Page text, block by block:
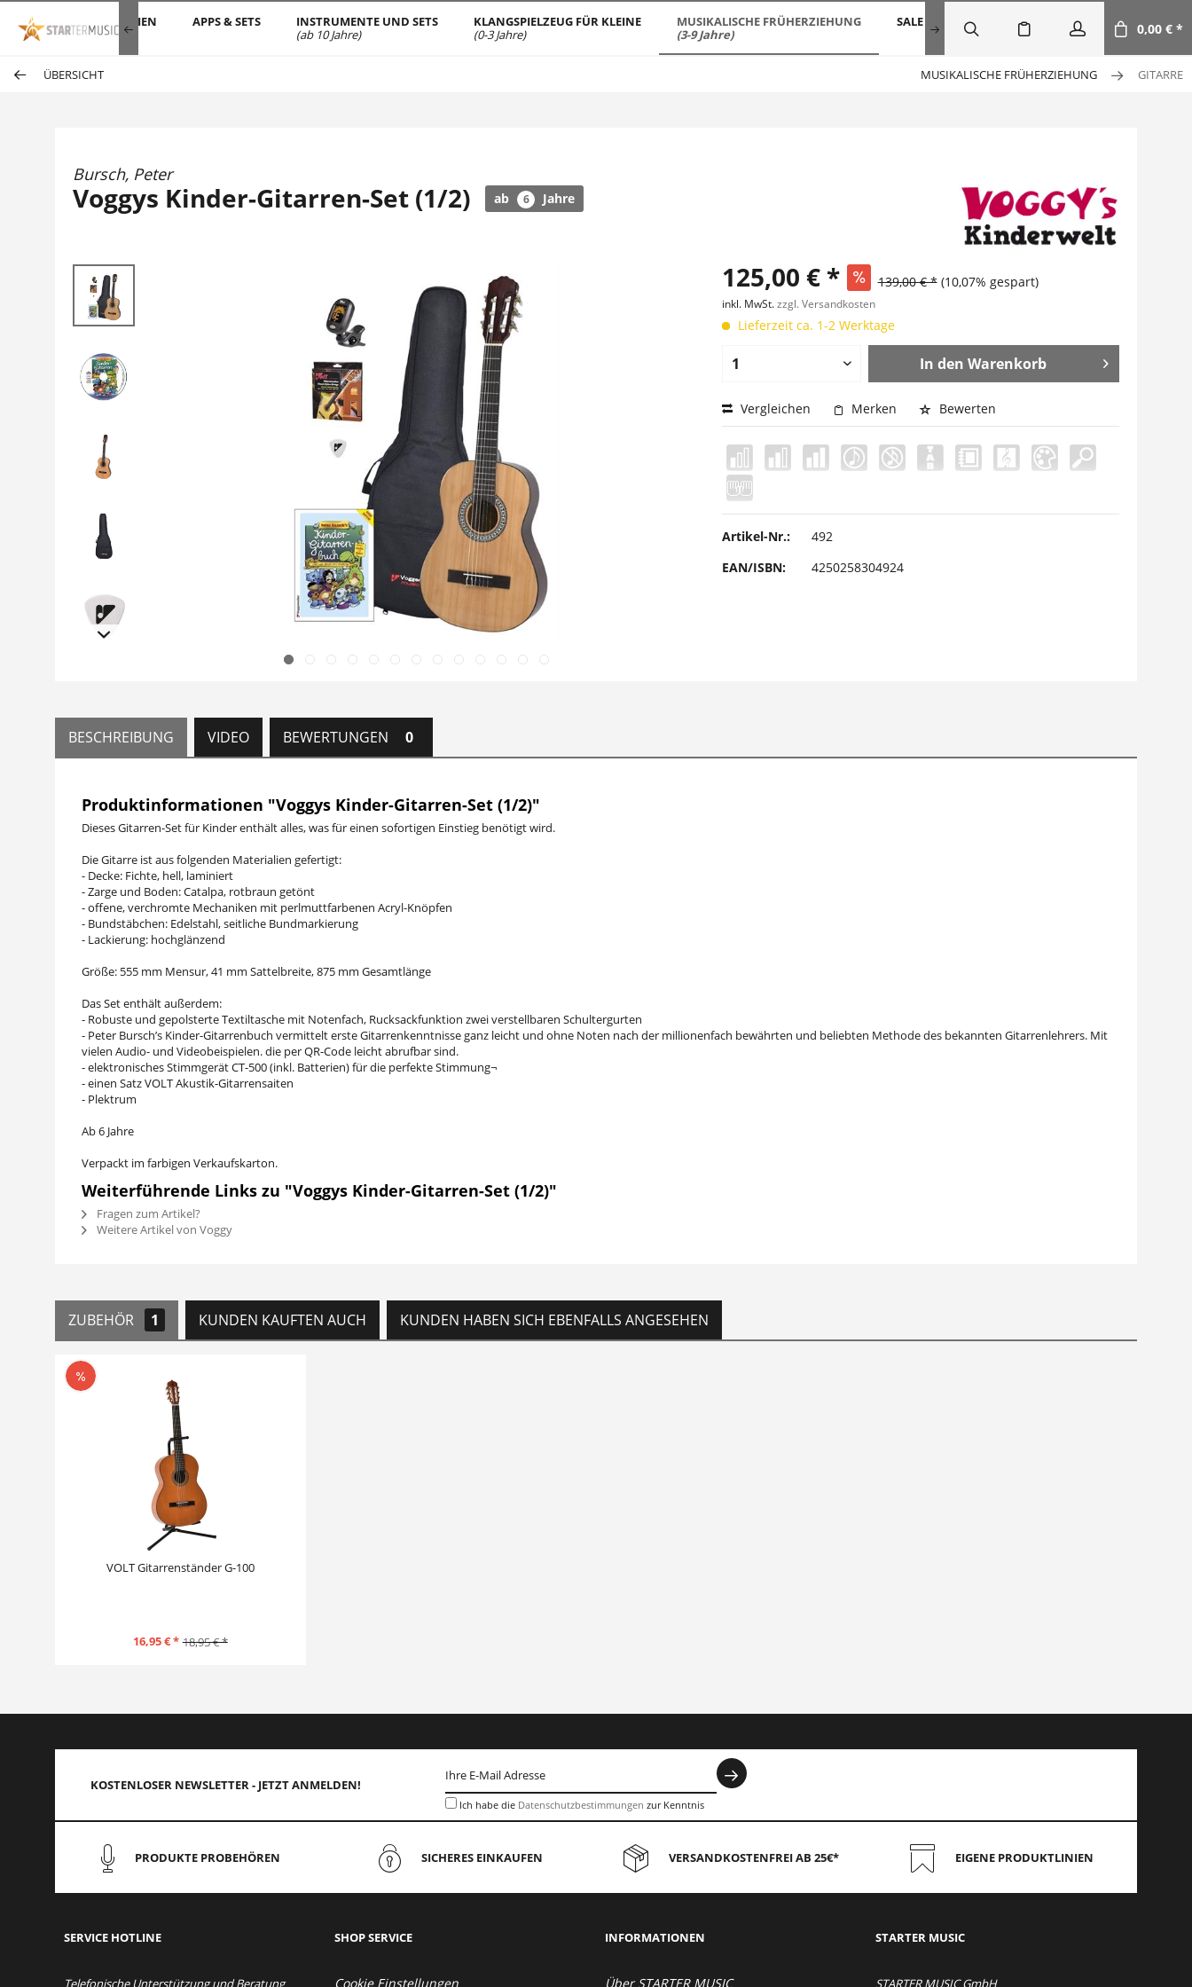
MUSIKBÜCHER/MEDIEN APPS & SETS
INSTRUMENTE UND SETS
(ab 10 Jahre)
KLANGSPIELZEUG FÜR KLEINE
(0-3 Jahre)
MUSIKALISCHE FRÜHERZIEHUNG
(3-9 Jahre)
SALE DOWNLOAD 0,00 € *
ÜBERSICHT MUSIKALISCHE FRÜHERZIEHUNG GITARRE
Bursch, Peter
Voggys Kinder-Gitarren-Set (1/2) ab 6 Jahre
125,00 € * 139,00 € * (10,07% gespart)
inkl. MwSt.zzgl. Versandkosten
Lieferzeit ca. 1-2 Werktage
In den Warenkorb
Vergleichen Merken Bewerten
Artikel-Nr.:
492
EAN/ISBN:
4250258304924
BESCHREIBUNG VIDEO BEWERTUNGEN 0
Produktinformationen "Voggys Kinder-Gitarren-Set (1/2)"
Dieses Gitarren-Set für Kinder enthält alles, was für einen sofortigen Einstieg benötigt wird.
Die Gitarre ist aus folgenden Materialien gefertigt:
- Decke: Fichte, hell, laminiert
- Zarge und Boden: Catalpa, rotbraun getönt
- offene, verchromte Mechaniken mit perlmuttfarbenen Acryl-Knöpfen
- Bundstäbchen: Edelstahl, seitliche Bundmarkierung
- Lackierung: hochglänzend
Größe: 555 mm Mensur, 41 mm Sattelbreite, 875 mm Gesamtlänge
Das Set enthält außerdem:
- Robuste und gepolsterte Textiltasche mit Notenfach, Rucksackfunktion zwei verstellbaren Schultergurten
- Peter Bursch’s Kinder-Gitarrenbuch vermittelt erste Gitarrenkenntnisse ganz leicht und ohne Noten nach der millionenfach bewährten und beliebten Methode des bekannten Gitarrenlehrers. Mit
vielen Audio- und Videobeispielen. die per QR-Code leicht abrufbar sind.
- elektronisches Stimmgerät CT-500 (inkl. Batterien) für die perfekte Stimmung¬
- einen Satz VOLT Akustik-Gitarrensaiten
- Plektrum
Ab 6 Jahre
Verpackt im farbigen Verkaufskarton.
Weiterführende Links zu "Voggys Kinder-Gitarren-Set (1/2)"
Fragen zum Artikel?
Weitere Artikel von Voggy
ZUBEHÖR 1 KUNDEN KAUFTEN AUCH KUNDEN HABEN SICH EBENFALLS ANGESEHEN
VOLT Gitarrenständer G-100
16,95 € * 18,95 € *
KOSTENLOSER NEWSLETTER - JETZT ANMELDEN!
Ich habe die Datenschutzbestimmungen zur Kenntnis
PRODUKTE PROBEHÖREN SICHERES EINKAUFEN VERSANDKOSTENFREI AB 25€* EIGENE PRODUKTLINIEN
SERVICE HOTLINE
Telefonische Unterstützung und Beratung
SHOP SERVICE
Cookie Einstellungen
INFORMATIONEN
Über STARTER MUSIC
STARTER MUSIC
STARTER MUSIC GmbH